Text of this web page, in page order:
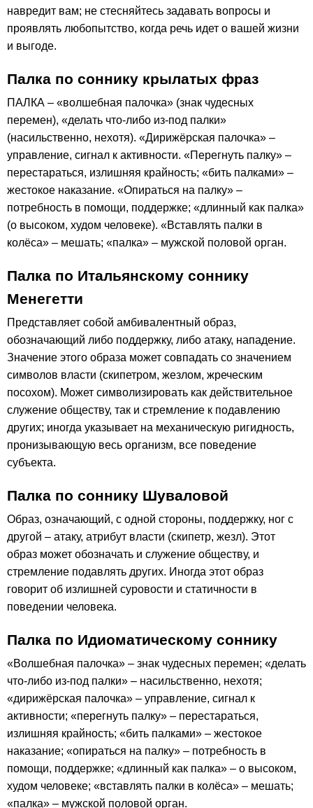
навредит вам; не стесняйтесь задавать вопросы и
проявлять любопытство, когда речь идет о вашей жизни
и выгоде.
Палка по соннику крылатых фраз
ПАЛКА – «волшебная палочка» (знак чудесных
перемен), «делать что-либо из-под палки»
(насильственно, нехотя). «Дирижёрская палочка» –
управление, сигнал к активности. «Перегнуть палку» –
перестараться, излишняя крайность; «бить палками» –
жестокое наказание. «Опираться на палку» –
потребность в помощи, поддержке; «длинный как палка»
(о высоком, худом человеке). «Вставлять палки в
колёса» – мешать; «палка» – мужской половой орган.
Палка по Итальянскому соннику
Менегетти
Представляет собой амбивалентный образ,
обозначающий либо поддержку, либо атаку, нападение.
Значение этого образа может совпадать со значением
символов власти (скипетром, жезлом, жреческим
посохом). Может символизировать как действительное
служение обществу, так и стремление к подавлению
других; иногда указывает на механическую ригидность,
пронизывающую весь организм, все поведение
субъекта.
Палка по соннику Шуваловой
Образ, означающий, с одной стороны, поддержку, ног с
другой – атаку, атрибут власти (скипетр, жезл). Этот
образ может обозначать и служение обществу, и
стремление подавлять других. Иногда этот образ
говорит об излишней суровости и статичности в
поведении человека.
Палка по Идиоматическому соннику
«Волшебная палочка» – знак чудесных перемен; «делать
что-либо из-под палки» – насильственно, нехотя;
«дирижёрская палочка» – управление, сигнал к
активности; «перегнуть палку» – перестараться,
излишняя крайность; «бить палками» – жестокое
наказание; «опираться на палку» – потребность в
помощи, поддержке; «длинный как палка» – о высоком,
худом человеке; «вставлять палки в колёса» – мешать;
«палка» – мужской половой орган.